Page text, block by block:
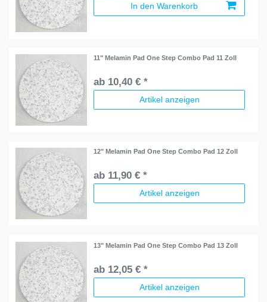
In den Warenkorb
11" Melamin Pad One Step Combo Pad 11 Zoll
ab 10,40 € *
Artikel anzeigen
12" Melamin Pad One Step Combo Pad 12 Zoll
ab 11,90 € *
Artikel anzeigen
13" Melamin Pad One Step Combo Pad 13 Zoll
ab 12,05 € *
Artikel anzeigen